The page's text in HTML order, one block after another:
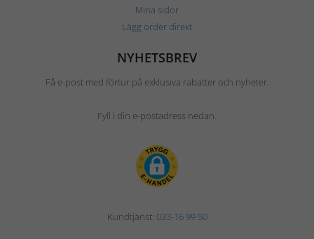
Mina sidor
Lägg order direkt
NYHETSBREV
Få e-post med förtur på exklusiva rabatter och nyheter.
Fyll i din e-postadress nedan.
Kundtjänst: 033-16 99 50